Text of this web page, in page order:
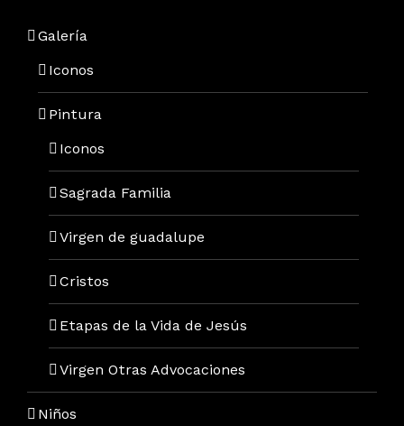
Galería
Iconos
Pintura
Iconos
Sagrada Familia
Virgen de guadalupe
Cristos
Etapas de la Vida de Jesús
Virgen Otras Advocaciones
Niños